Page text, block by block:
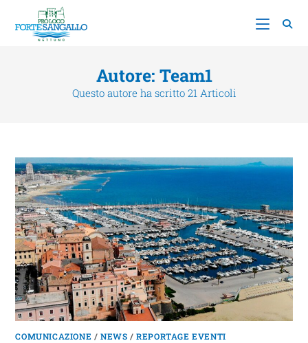
Autore: Team1
Questo autore ha scritto 21 Articoli
COMUNICAZIONE /NEWS /REPORTAGE EVENTI